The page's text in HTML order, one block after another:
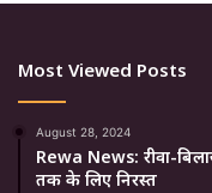
Most Viewed Posts
August 28, 2024
Rewa News: रीवा-
तक के लिए निरस्त